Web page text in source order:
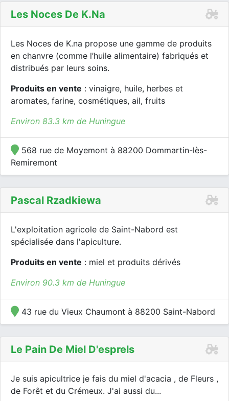
Les Noces De K.na
Les Noces de K.na propose une gamme de produits
en chanvre (comme l’huile alimentaire) fabriqués et
distribués par leurs soins.
Produits en vente : vinaigre, huile, herbes et
aromates, farine, cosmétiques, ail, fruits
Environ 83.3 km de Huningue
568 rue de Moyemont à 88200 Dommartin-lès-
Remiremont
Pascal Rzadkiewa
L'exploitation agricole de Saint-Nabord est
spécialisée dans l'apiculture.
Produits en vente : miel et produits dérivés
Environ 90.3 km de Huningue
43 rue du Vieux Chaumont à 88200 Saint-Nabord
Le Pain De Miel D'esprels
Je suis apicultrice je fais du miel d'acacia , de Fleurs ,
de Forêt et du Crémeux. J'ai aussi du...